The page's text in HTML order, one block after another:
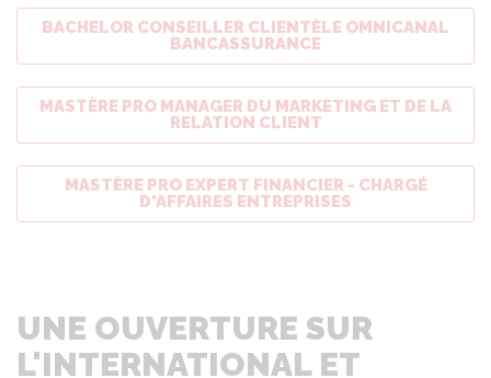
BACHELOR CONSEILLER CLIENTÈLE OMNICANAL
BANCASSURANCE
MASTÈRE PRO MANAGER DU MARKETING ET DE LA
RELATION CLIENT
MASTÈRE PRO EXPERT FINANCIER - CHARGÉ
D'AFFAIRES ENTREPRISES
UNE OUVERTURE SUR
L'INTERNATIONAL ET